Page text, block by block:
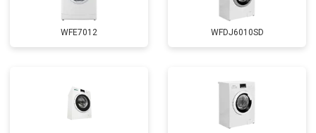
WFE7012 WFDJ6010SD